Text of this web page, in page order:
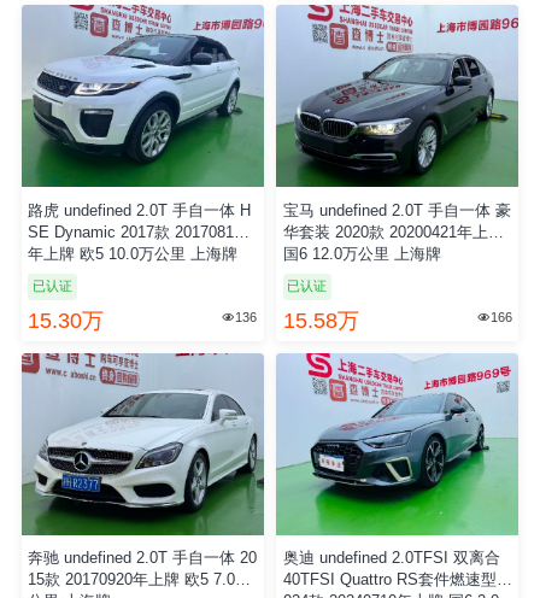
荣威 undefined 1.5T 自动 陆尊舒
享版 2025款 20250107年上牌 国
6 0.87万公里 上海牌
已认证
15.88万
路虎 undefined 2.0T 手自一体 H
SE Dynamic 2017款 20170818
年上牌 欧5 10.0万公里 上海牌
已认证
15.30万
宝马 undefined 2.0T 手自一体 豪
华套装 2020款 20200421年上牌
国6 12.0万公里 上海牌
奔驰 undefined 2.0T 手自一体 20
15款 20170920年上牌 欧5 7.0万
公里 上海牌